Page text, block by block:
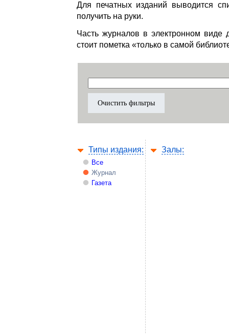
Для печатных изданий выводится
получить на руки.
Часть журналов в электронном виде
стоит пометка «только в самой
Типы издания:
Все
Журнал
Газета
Залы: